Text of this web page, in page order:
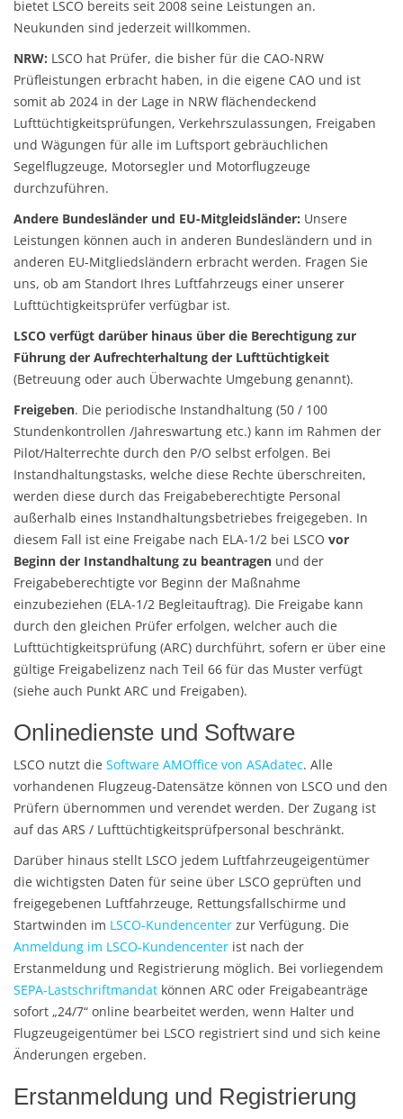
bietet LSCO bereits seit 2008 seine Leistungen an.
Neukunden sind jederzeit willkommen.
NRW: LSCO hat Prüfer, die bisher für die CAO-NRW
Prüfleistungen erbracht haben, in die eigene CAO und ist
somit ab 2024 in der Lage in NRW flächendeckend
Lufttüchtigkeitsprüfungen, Verkehrszulassungen, Freigaben
und Wägungen für alle im Luftsport gebräuchlichen
Segelflugzeuge, Motorsegler und Motorflugzeuge
durchzuführen.
Andere Bundesländer und EU-Mitgleidsländer: Unsere
Leistungen können auch in anderen Bundesländern und in
anderen EU-Mitgliedsländern erbracht werden. Fragen Sie
uns, ob am Standort Ihres Luftfahrzeugs einer unserer
Lufttüchtigkeitsprüfer verfügbar ist.
LSCO verfügt darüber hinaus über die Berechtigung zur
Führung der Aufrechterhaltung der Lufttüchtigkeit
(Betreuung oder auch Überwachte Umgebung genannt).
Freigeben. Die periodische Instandhaltung (50 / 100
Stundenkontrollen /Jahreswartung etc.) kann im Rahmen der
Pilot/Halterrechte durch den P/O selbst erfolgen. Bei
Instandhaltungstasks, welche diese Rechte überschreiten,
werden diese durch das Freigabeberechtigte Personal
außerhalb eines Instandhaltungsbetriebes freigegeben. In
diesem Fall ist eine Freigabe nach ELA-1/2 bei LSCO vor
Beginn der Instandhaltung zu beantragen und der
Freigabeberechtigte vor Beginn der Maßnahme
einzubeziehen (ELA-1/2 Begleitauftrag). Die Freigabe kann
durch den gleichen Prüfer erfolgen, welcher auch die
Lufttüchtigkeitsprüfung (ARC) durchführt, sofern er über eine
gültige Freigabelizenz nach Teil 66 für das Muster verfügt
(siehe auch Punkt ARC und Freigaben).
Onlinedienste und Software
LSCO nutzt die Software AMOffice von ASAdatec. Alle
vorhandenen Flugzeug-Datensätze können von LSCO und den
Prüfern übernommen und verendet werden. Der Zugang ist
auf das ARS / Lufttüchtigkeitsprüfpersonal beschränkt.
Darüber hinaus stellt LSCO jedem Luftfahrzeugeigentümer
die wichtigsten Daten für seine über LSCO geprüften und
freigegebenen Luftfahrzeuge, Rettungsfallschirme und
Startwinden im LSCO-Kundencenter zur Verfügung. Die
Anmeldung im LSCO-Kundencenter ist nach der
Erstanmeldung und Registrierung möglich. Bei vorliegendem
SEPA-Lastschriftmandat können ARC oder Freigabeanträge
sofort „24/7“ online bearbeitet werden, wenn Halter und
Flugzeugeigentümer bei LSCO registriert sind und sich keine
Änderungen ergeben.
Erstanmeldung und Registrierung